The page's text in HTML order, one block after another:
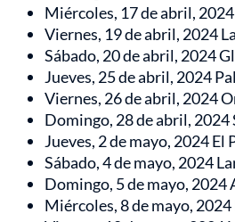
Miércoles, 17 de abril,
Viernes, 19 de abril, 2024
Sábado, 20 de abril, 2024
Jueves, 25 de abril, 2024
Viernes, 26 de abril, 2024
Domingo, 28 de abril, 2024
Jueves, 2 de mayo, 2024 El
Sábado, 4 de mayo, 2024
Domingo, 5 de mayo, 2024
Miércoles, 8 de mayo,